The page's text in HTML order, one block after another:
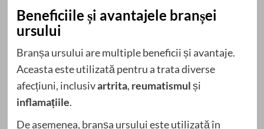
Beneficiile și avantajele branșei
ursului
Branșa ursului are multiple beneficii și avantaje.
Aceasta este utilizată pentru a trata diverse
afecțiuni, inclusivartrita, reumatismulși
inflamațiile.
De asemenea, branșa ursului este utilizată în